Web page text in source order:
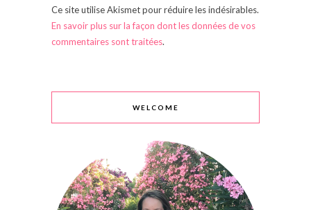
Ce site utilise Akismet pour réduire les indésirables.
En savoir plus sur la façon dont les données de vos
commentaires sont traitées.
WELCOME